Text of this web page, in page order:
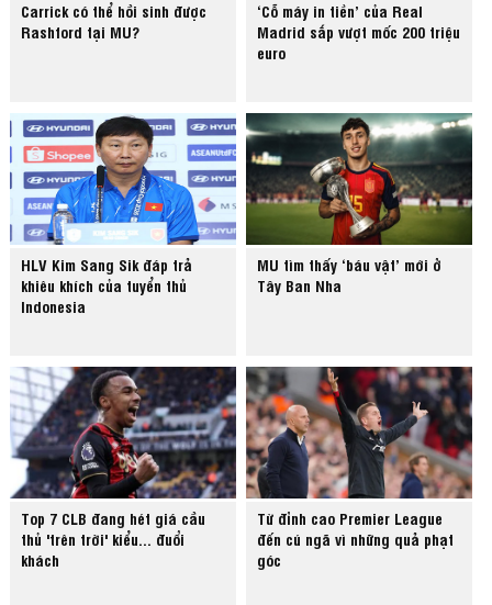
Carrick có thể hồi sinh được
Rashford tại MU?
‘Cỗ máy in tiền’ của Real
Madrid sắp vượt mốc 200 triệu
euro
HLV Kim Sang Sik đáp trả
khiêu khích của tuyển thủ
Indonesia
MU tìm thấy ‘báu vật’ mới ở
Tây Ban Nha
Top 7 CLB đang hét giá cầu
thủ 'trên trời' kiểu... đuổi
khách
Từ đỉnh cao Premier League
đến cú ngã vì những quả phạt
góc